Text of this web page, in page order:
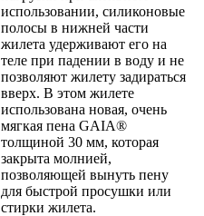
использовании, силиконовые
полосы в нижней части
жилета удерживают его на
теле при падении в воду и не
позволяют жилету задираться
вверх. В этом жилете
использована новая, очень
мягкая пена GAIA®
толщиной 30 мм, которая
закрыта молнией,
позволяющей вынуть пену
для быстрой просушки или
стирки жилета.